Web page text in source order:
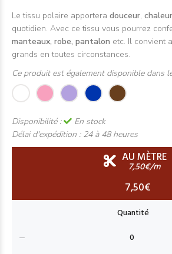
Le tissu polaire apportera douceur, chaleur
quotidien. Avec ce tissu vous pourrez
manteaux, robe, pantalon etc. Il convient
grands en toutes circonstances.
Ce produit est également disponible dans
Disponibilité :
En stock
Délai d'expédition : 24 à 48 heures
AU MÈTRE
7,50€/m
7,50€